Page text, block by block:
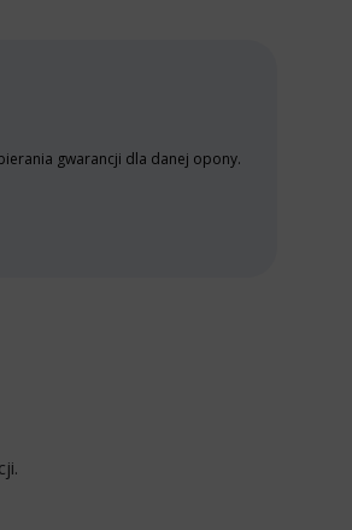
gwarancji dla danej opony.